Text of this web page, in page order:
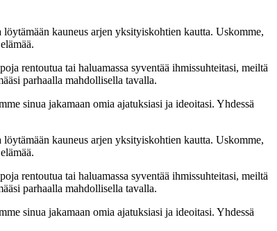
kauneus arjen yksityiskohtien kautta. Uskomme,
rentoutua tai haluamassa syventää ihmissuhteitasi, meiltä
parhaalla mahdollisella tavalla.
sinua jakamaan omia ajatuksiasi ja ideoitasi. Yhdessä
kauneus arjen yksityiskohtien kautta. Uskomme,
rentoutua tai haluamassa syventää ihmissuhteitasi, meiltä
parhaalla mahdollisella tavalla.
sinua jakamaan omia ajatuksiasi ja ideoitasi. Yhdessä